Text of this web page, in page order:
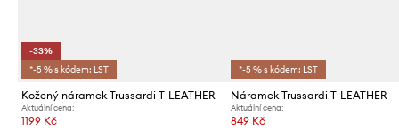
-33%
*-5 % s kódem: LST
Kožený náramek Trussardi T-LEATHER
Aktuální cena:
1199 Kč
*-5 % s kódem: LST
Náramek Trussardi T-LEATHER
Aktuální cena:
849 Kč